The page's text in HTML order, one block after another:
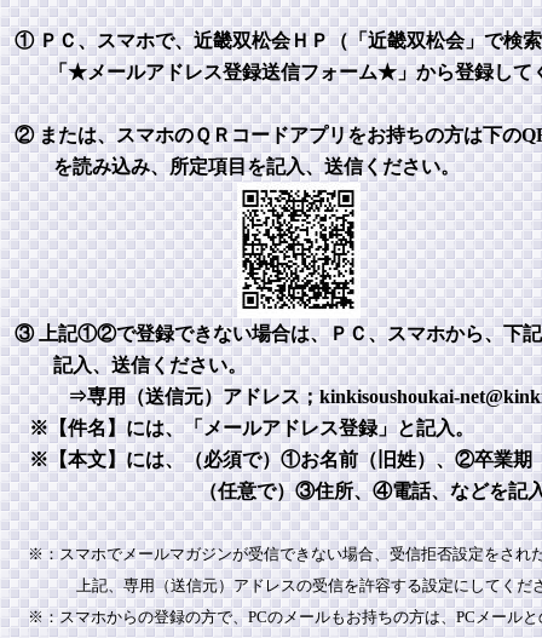
① ＰＣ、スマホで、近畿双松会ＨＰ（「近畿双松会」で検
「★メールアドレス登録送信フォーム★」から登録して
② または、スマホのＱＲコードアプリをお持ちの方は下の
を読み込み、所定項目を記入、送信ください。
③ 上記①②で登録できない場合は、ＰＣ、スマホから、下記
記入、送信ください。
⇒専用（送信元）アドレス；kinkisoushoukai-net@kinki-
※【件名】には、「メールアドレス登録」と記入。
※【本文】には、（必須で）①お名前（旧姓）、②卒業
（任意で）③住所、④電話、などを記入く
※：スマホでメールマガジンが受信できない場合、受信拒否設定をされ
上記、専用（送信元）アドレスの受信を許容する設定にしてくだ
※：スマホからの登録の方で、PCのメールもお持ちの方は、PCメール